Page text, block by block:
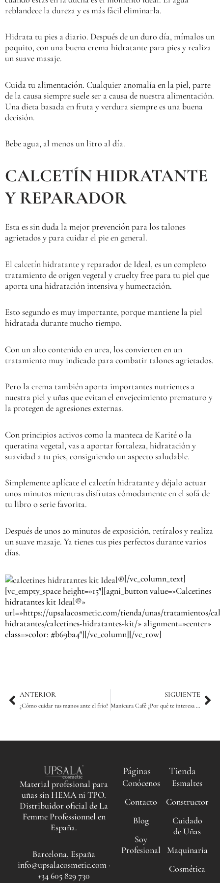
reblandece la dureza y es más fácil eliminarla.
Hidrata tu pies a diario. Después de un duro día, mímalos un
poquito, con una buena crema hidratante para pies y realiza
un suave masaje.
Cuida tu alimentación. Cualquier anomalía en la piel, parte
de la causa siempre suele ser a causa de nuestra alimentación.
Una dieta basada en fruta y verdura siempre es una buena
decisión.
Bebe agua, al menos un litro al día.
CALCETÍN HIDRATANTE
Y REPARADOR
Esta es sin duda la mejor prevención para los talones
agrietados y para cuidar el pie en general.
El calcetín hidratantey reparador de Ideal, es un completo
tratamiento de origen vegetal y cruelty free para tu piel que
aporta una hidratación intensiva y humectación.
Esto segundo es muy importante, porque mantiene la piel
hidratada durante mucho tiempo.
Con un alto contenido en urea, los convierten en un
tratamiento muy indicado para combatir talones agrietados.
Pero la crema también aporta importantes nutrientes a
nuestra piel y uñas que evitan el envejecimiento prematuro y
la protegen de agresiones externas.
Con principios activos como la manteca de Karité o la
queratina vegetal, vas a aportar fortaleza, hidratación y
suavidad a tu pies, consiguiendo un aspecto saludable.
Simplemente aplícate el calcetín hidratante y déjalo actuar
unos minutos mientras disfrutas cómodamente en el sofá de
tu libro o serie favorita.
Después de unos 20 minutos de exposición, retíralos y realiza
un suave masaje. Ya tienes tus pies perfectos durante varios
días.
[/vc_column_text]
[vc_empty_space height=»15″][agni_button value=»Calcetines
hidratantes kit Ideal®»
url=»https://upsalacosmetic.com/tienda/unas/tratamientos/
hidratantes/calcetines-hidratantes-kit/» alignment=»center»
class=»color: #b69ba4″][/vc_column][/vc_row]
AntANTERIOR
¿Cómo cuidar tus manos ante el frío?
SIGUIENTE
Manicura Café ¿Por qué te interesa conocerla?
Material profesional para
uñas sin HEMA ni TPO.
Distribuidor oficial de La
Femme Professionnel en
España.
Barcelona, España
info@upsalacosmetic.com ·
+34 605 829 730
Páginas
Conócenos
Contacto
Blog
Soy
Profesional
Tienda
Esmaltes
Constructor
Cuidado
de Uñas
Maquinaria
Cosmética